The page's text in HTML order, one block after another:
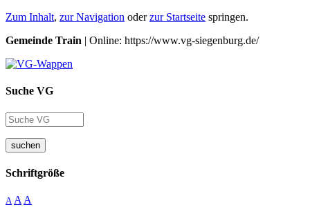
Zum Inhalt, zur Navigation oderzur Startseite springen.
Gemeinde Train | Online: https://www.vg-siegenburg.de/
Suche VG
suchen
Schriftgröße
A A A